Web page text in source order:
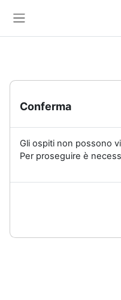
Conferma
Gli ospiti non possono
Per proseguire è